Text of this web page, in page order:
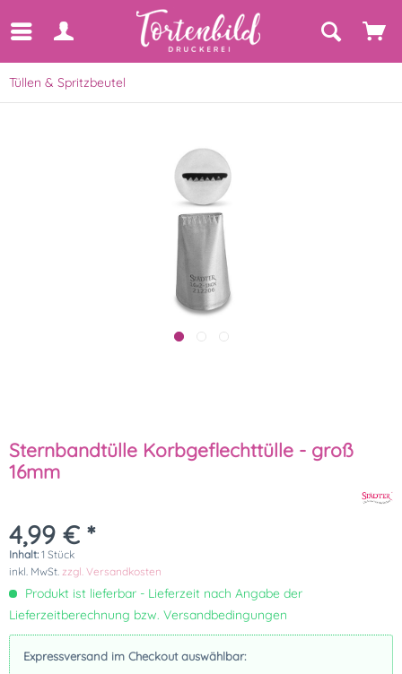
Tüllen & Spritzbeutel
Sternbandtülle Korbgeflechttülle - groß
16mm
4,99 € *
Inhalt: 1 Stück
inkl. MwSt. zzgl. Versandkosten
Produkt ist lieferbar - Lieferzeit nach Angabe der
Lieferzeitberechnung bzw. Versandbedingungen
Expressversand im Checkout auswählbar: